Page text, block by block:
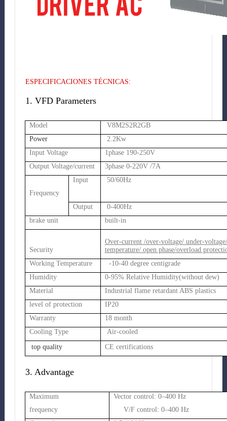
ESPECIFICACIONES TÉCNICAS:
1. VFD Parameters
Model
V8M2S2R2GB
Power
2.2Kw
Input Voltage
1phase 190-250V
Output Voltage/current
3phase 0-220V /7A
Input
50/60Hz
Frequency
Output
0-400Hz
brake unit
built-in
Security
Over-current /over-voltage/ under-
temperature/ open phase/overload
Working Temperature
-10-40 degree centigrade
Humidity
0-95% Relative Humidity(without dew)
Material
Industrial flame retardant ABS plastics
level of protection
IP20
Warranty
18 month
Cooling Type
Air-cooled
top quality
CE certifications
3. Advantage
Maximum
Vector control: 0–400 Hz
frequency
V/F control: 0–400 Hz